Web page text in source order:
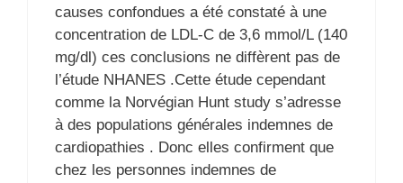
causes confondues a été constaté à une
concentration de LDL-C de 3,6 mmol/L (140
mg/dl) ces conclusions ne diffèrent pas de
l’étude NHANES .Cette étude cependant
comme la Norvégian Hunt study s’adresse
à des populations générales indemnes de
cardiopathies . Donc elles confirment que
chez les personnes indemnes de